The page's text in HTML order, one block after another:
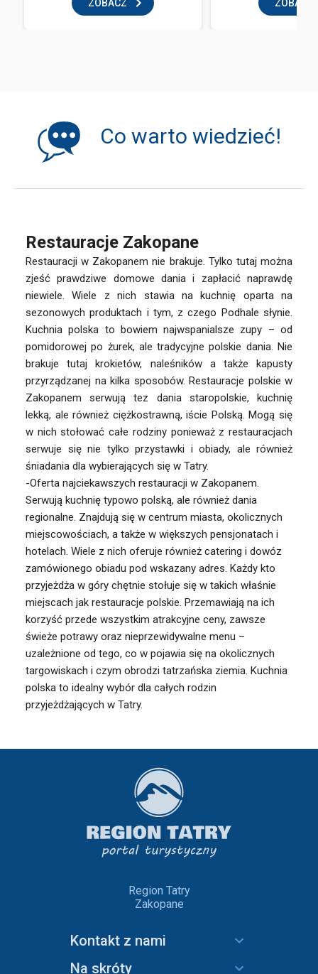
ZOBACZ ZOBACZ
Co warto wiedzieć!
Restauracje Zakopane
Restauracji w Zakopanem nie brakuje. Tylko tutaj można
zjeść prawdziwe domowe dania i zapłacić naprawdę
niewiele. Wiele z nich stawia na kuchnię oparta na
sezonowych produktach i tym, z czego Podhale słynie.
Kuchnia polska to bowiem najwspanialsze zupy – od
pomidorowej po żurek, ale tradycyjne polskie dania. Nie
brakuje tutaj krokietów, naleśników a także kapusty
przyrządzanej na kilka sposobów. Restauracje polskie w
Zakopanem serwują tez dania staropolskie, kuchnię
lekką, ale również ciężkostrawną, iście Polską. Mogą się
w nich stołować całe rodziny ponieważ z restauracjach
serwuje się nie tylko przystawki i obiady, ale również
śniadania dla wybierających się w Tatry.
-Oferta najciekawszych restauracji w Zakopanem.
Serwują kuchnię typowo polską, ale również dania
regionalne. Znajdują się w centrum miasta, okolicznych
miejscowościach, a także w większych pensjonatach i
hotelach. Wiele z nich oferuje również catering i dowóz
zamówionego obiadu pod wskazany adres. Każdy kto
przyjeżdża w góry chętnie stołuje się w takich właśnie
miejscach jak restauracje polskie. Przemawiają na ich
korzyść przede wszystkim atrakcyjne ceny, zawsze
świeże potrawy oraz nieprzewidywalne menu –
uzależnione od tego, co w pojawia się na okolicznych
targowiskach i czym obrodzi tatrzańska ziemia. Kuchnia
polska to idealny wybór dla całych rodzin
przyjeżdżających w Tatry.
Region Tatry
Zakopane
Kontakt z nami
Na skróty